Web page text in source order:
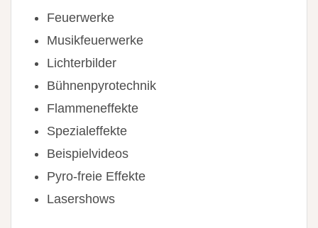
Feuerwerke
Musikfeuerwerke
Lichterbilder
Bühnenpyrotechnik
Flammeneffekte
Spezialeffekte
Beispielvideos
Pyro-freie Effekte
Lasershows